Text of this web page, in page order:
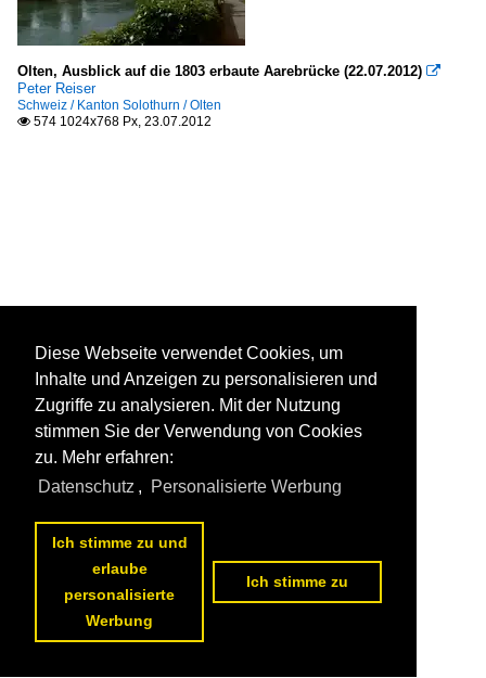
Olten, Ausblick auf die 1803 erbaute Aarebrücke (22.07.2012) 
Peter Reiser
Schweiz / Kanton Solothurn / Olten
 574 1024x768 Px, 23.07.2012
Diese Webseite verwendet Cookies, um
Inhalte und Anzeigen zu personalisieren und
Zugriffe zu analysieren. Mit der Nutzung
stimmen Sie der Verwendung von Cookies
zu. Mehr erfahren:
Datenschutz , Personalisierte Werbung
Ich stimme zu und
erlaube
personalisierte
Werbung
Ich stimme zu